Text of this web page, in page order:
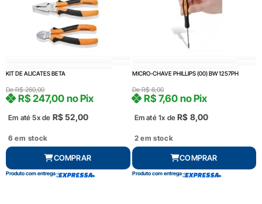
KIT DE ALICATES BETA
DeR$260,00
Em até 5x de R$52,00
R$247,00 no Pix
6 em stock
COMPRAR
Produto com entrega
MICRO-CHAVE PHILLIPS (00) BW 1257PH
DeR$8,00
Em até 1x de R$ 8,00
R$7,60 no Pix
2 em stock
COMPRAR
Produto com entrega